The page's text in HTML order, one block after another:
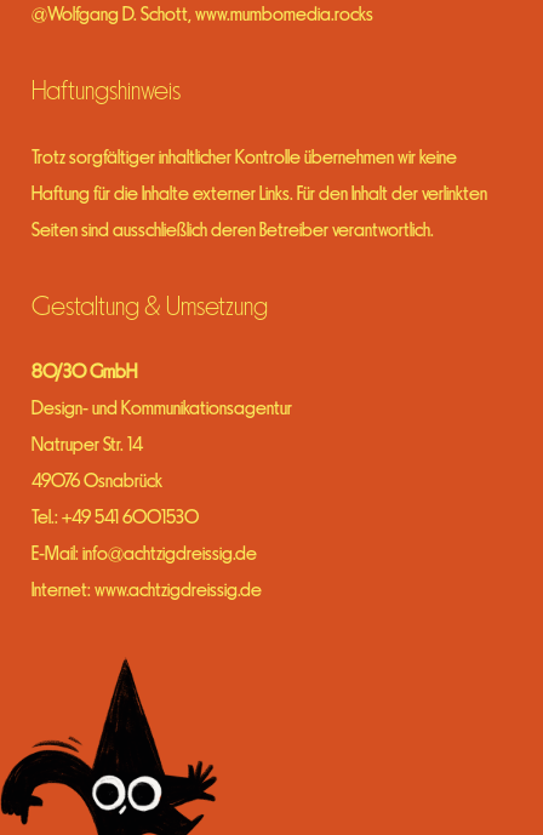
@Wolfgang D. Schott, www.mumbomedia.rocks
Haftungshinweis
Trotz sorgfältiger inhaltlicher Kontrolle übernehmen wir keine
Haftung für die Inhalte externer Links. Für den Inhalt der verlinkten
Seiten sind ausschließlich deren Betreiber verantwortlich.
Gestaltung & Umsetzung
80/30 GmbH
Design- und Kommunikationsagentur
Natruper Str. 14
49076 Osnabrück
Tel.: +49 541 6001530
E-Mail: info@achtzigdreissig.de
Internet: www.achtzigdreissig.de